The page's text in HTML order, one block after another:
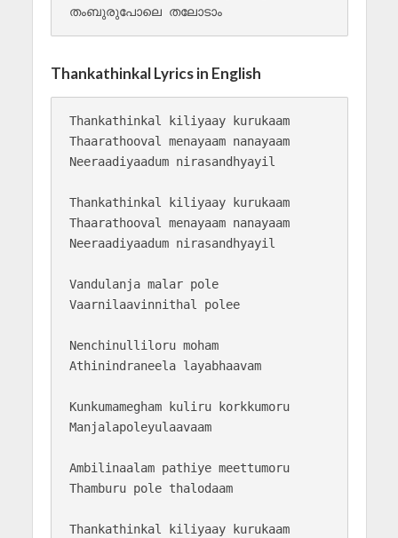
തംബുരുപോലെ തലോടാം
Thankathinkal Lyrics in English
Thankathinkal kiliyaay kurukaam
Thaarathooval menayaam nanayaam
Neeraadiyaadum nirasandhyayil
Thankathinkal kiliyaay kurukaam
Thaarathooval menayaam nanayaam
Neeraadiyaadum nirasandhyayil
Vandulanja malar pole
Vaarnilaavinnithal polee
Nenchinulliloru moham
Athinindraneela layabhaavam
Kunkumamegham kuliru korkkumoru
Manjalapoleyulaavaam
Ambilinaalam pathiye meettumoru
Thamburu pole thalodaam
Thankathinkal kiliyaay kurukaam